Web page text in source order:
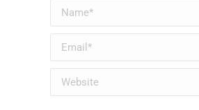
Name *
Email *
Website